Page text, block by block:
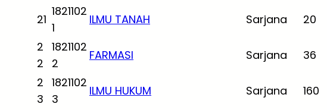
21
1821102
1
ILMU TANAH Sarjana 20
2
2
1821102
2
FARMASI Sarjana 36
2
3
1821102
3
ILMU HUKUM Sarjana 160